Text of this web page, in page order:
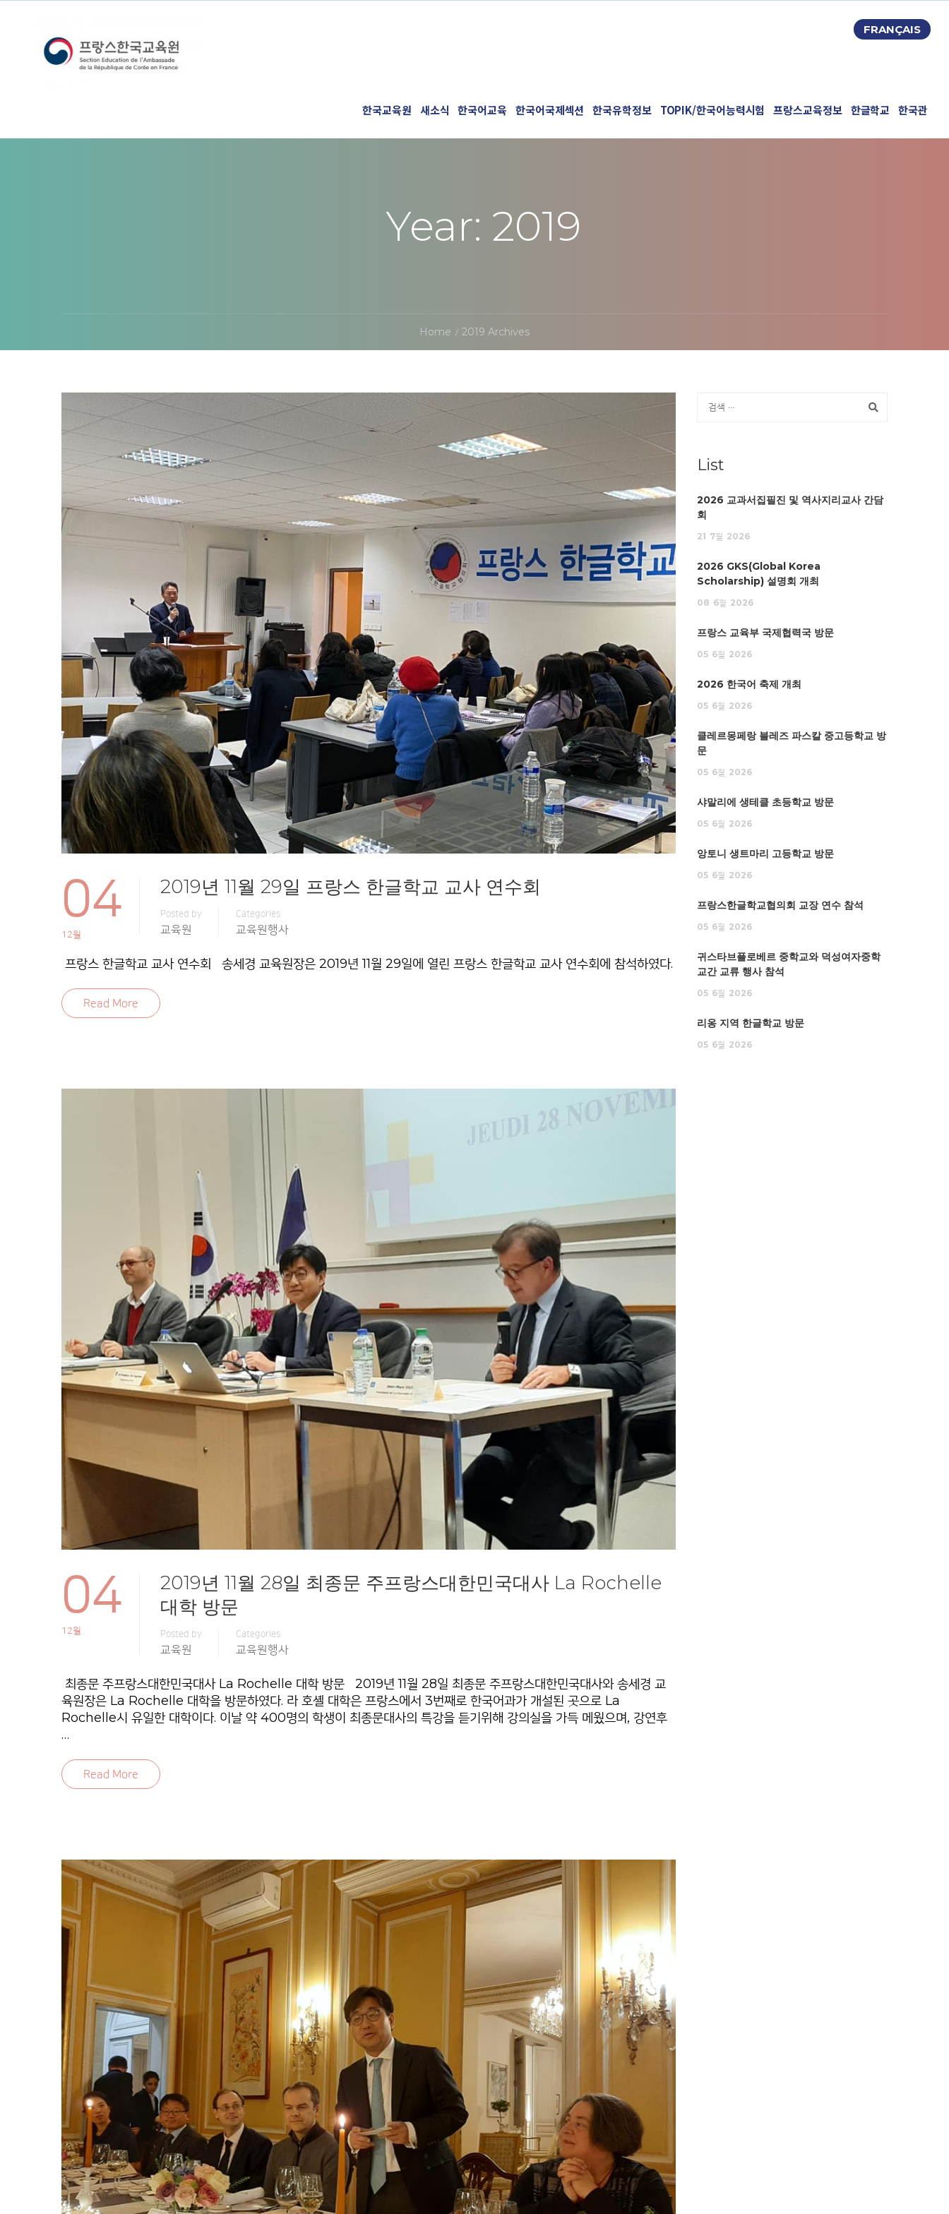
FRANÇAIS
한국교육원 새소식 한국어교육 한국어국제섹션 한국유학정보 TOPIK/한국어능력시험 프랑스교육정보 한글학교 한국관
Year: 2019
Home 2019 Archives
04
12월
2019년 11월 29일 프랑스 한글학교 교사 연수회
Posted by
교육원
Categories
교육원행사
프랑스 한글학교 교사 연수회 송세경 교육원장은 2019년 11월 29일에 열린 프랑스 한글학교 교사 연수회에 참석하였다.
Read More
04
12월
2019년 11월 28일 최종문 주프랑스대한민국대사 La Rochelle
대학 방문
Posted by
교육원
Categories
교육원행사
최종문 주프랑스대한민국대사 La Rochelle 대학 방문 2019년 11월 28일 최종문 주프랑스대한민국대사와 송세경 교
육원장은 La Rochelle 대학을 방문하였다. 라 호셸 대학은 프랑스에서 3번째로 한국어과가 개설된 곳으로 La
Rochelle시 유일한 대학이다. 이날 약 400명의 학생이 최종문대사의 특강을 듣기위해 강의실을 가득 메웠으며, 강연후
…
Read More
List
2026 교과서집필진 및 역사지리교사 간담
회
21 7월 2026
2026 GKS(Global Korea
Scholarship) 설명회 개최
08 6월 2026
프랑스 교육부 국제협력국 방문
05 6월 2026
2026 한국어 축제 개최
05 6월 2026
클레르몽페랑 블레즈 파스칼 중고등학교 방
문
05 6월 2026
샤말리에 생테클 초등학교 방문
05 6월 2026
앙토니 생트마리 고등학교 방문
05 6월 2026
프랑스한글학교협의회 교장 연수 참석
05 6월 2026
귀스타브플로베르 중학교와 덕성여자중학
교간 교류 행사 참석
05 6월 2026
리옹 지역 한글학교 방문
05 6월 2026